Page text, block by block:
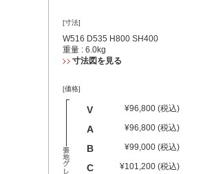
[寸法]
W516 D535 H800 SH400
重量 : 6.0kg
寸法図を見る
[価格]
V ¥96,800 (税込)
A ¥96,800 (税込)
B ¥99,000 (税込)
C ¥101,200 (税込)